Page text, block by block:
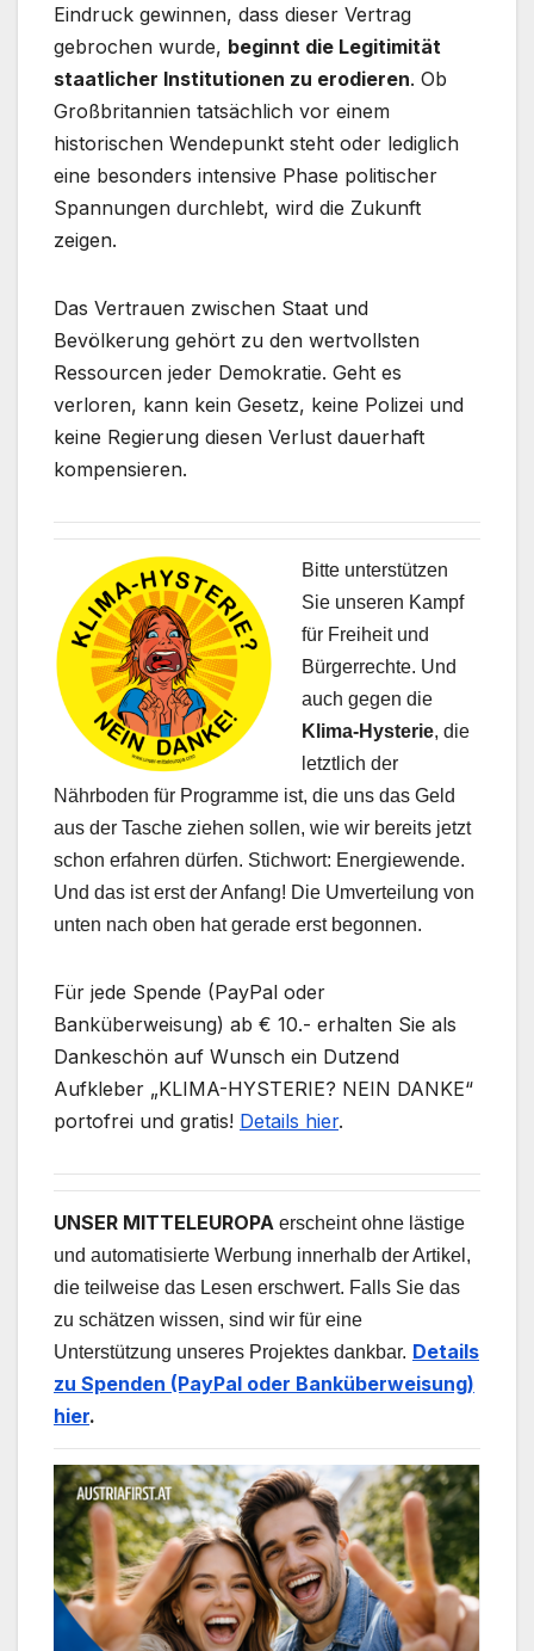
Eindruck gewinnen, dass dieser Vertrag
gebrochen wurde, beginnt die Legitimität
staatlicher Institutionen zu erodieren. Ob
Großbritannien tatsächlich vor einem
historischen Wendepunkt steht oder lediglich
eine besonders intensive Phase politischer
Spannungen durchlebt, wird die Zukunft
zeigen.
Das Vertrauen zwischen Staat und
Bevölkerung gehört zu den wertvollsten
Ressourcen jeder Demokratie. Geht es
verloren, kann kein Gesetz, keine Polizei und
keine Regierung diesen Verlust dauerhaft
kompensieren.
Bitte unterstützen
Sie unseren Kampf
für Freiheit und
Bürgerrechte. Und
auch gegen die
Klima-Hysterie, die
letztlich der
Nährboden für Programme ist, die uns das Geld
aus der Tasche ziehen sollen, wie wir bereits jetzt
schon erfahren dürfen. Stichwort: Energiewende.
Und das ist erst der Anfang! Die Umverteilung von
unten nach oben hat gerade erst begonnen.
Für jede Spende (PayPal oder
Banküberweisung) ab € 10.- erhalten Sie als
Dankeschön auf Wunsch ein Dutzend
Aufkleber „KLIMA-HYSTERIE? NEIN DANKE“
portofrei und gratis! Details hier.
UNSER MITTELEUROPA erscheint ohne lästige
und automatisierte Werbung innerhalb der Artikel,
die teilweise das Lesen erschwert. Falls Sie das
zu schätzen wissen, sind wir für eine
Unterstützung unseres Projektes dankbar. Details
zu Spenden (PayPal oder Banküberweisung)
hier.